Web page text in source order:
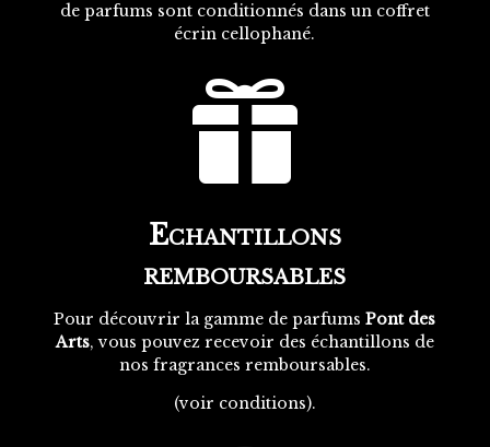
de parfums sont conditionnés dans un coffret
écrin cellophané.

ECHANTILLONS
REMBOURSABLES
Pour découvrir la gamme de parfumsPont des
Arts, vous pouvez recevoir des échantillons de
nos fragrances remboursables.
(voir conditions).